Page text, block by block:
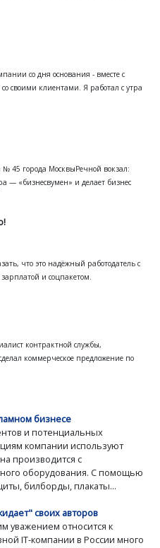
со дня основания - вместе с
своими клиентами. Я работал с утра
45 города МосквыРечной вокзал:
— «бизнесвумен» и делает бизнес
что это надёжный работодатель с
и соцпакетом.
контрактной службы,
коммерческое предложение по
бизнесе
и потенциальных
компании используют
производится с
оборудования. С помощью
билборды, плакаты...
своих авторов
уважением относится к
IT-компании в России много